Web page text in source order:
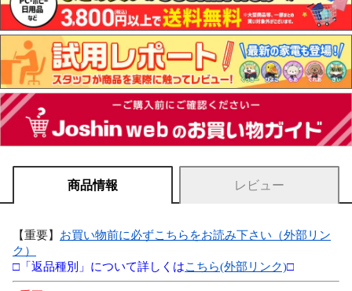
商品情報 レビュー
【重要】 お買い物前に必ずこちらをお読み下さい（外部リン
ク）
□「返品種別」について詳しくはこちら(外部リンク)□